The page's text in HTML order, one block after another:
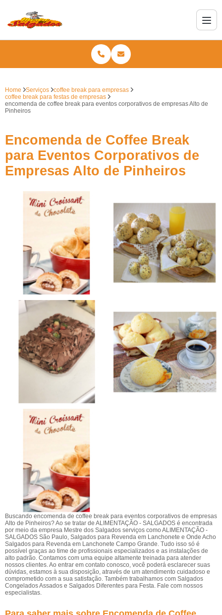
Home Serviços
coffee break para empresas
coffee break para festas de empresas
encomenda de coffee break para eventos corporativos de empresas Alto de
Pinheiros
Encomenda de Coffee Break
para Eventos Corporativos de
Empresas Alto de Pinheiros
Buscando encomenda de coffee break para eventos corporativos de empresas
Alto de Pinheiros? Ao se tratar de ALIMENTAÇÃO - SALGADOS é encontrada
por meio da empresa Mestre dos Salgados serviços como ALIMENTAÇÃO -
SALGADOS São Paulo, Salgados para Revenda em Lanchonete e Onde Acho
Salgados para Revenda em Lanchonete Campo Grande. Tudo isso só é
possível graças ao time de profissionais especializados e as instalações de
alto padrão. Contamos com uma equipe altamente treinada para atender
nossos clientes. Ao entrar em contato conosco, você poderá esclarecer suas
dúvidas, estamos à sua disposição, através de um atendimento cuidadoso e
comprometido com a sua satisfação. Também trabalhamos com Salgados
Congelados Assados e Salgados Diferentes para Festa. Fale com nossos
especialistas.